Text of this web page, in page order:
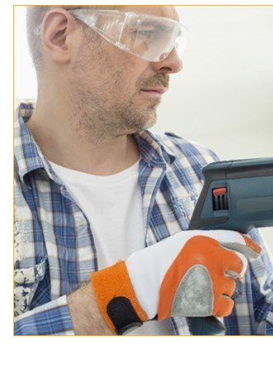
דור קדם
שיפצתי את הדירה בחריש בזכות האתר הנהדר הזה !
קיבלתי 3 הצעות מחיר מבעלי מקצוע שונים. בחרתי
בהצעה שהכי נראתה לי ויצאנו לדרך. התוצאות מעולות.
סופר מקצועיים . מומלץ בחום !!